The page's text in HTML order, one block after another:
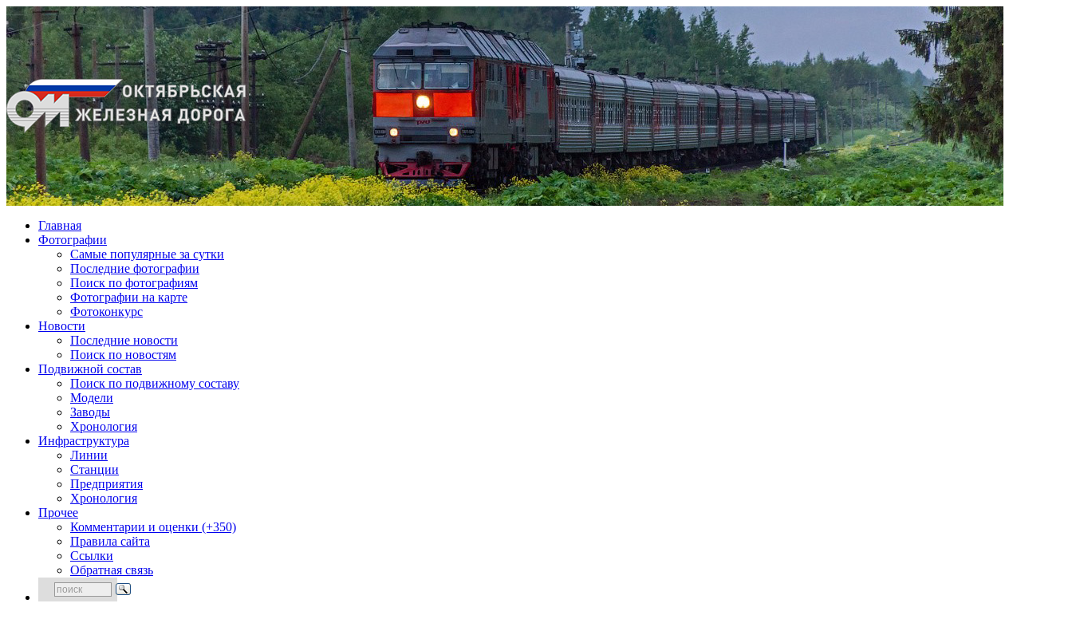
Главная
Фотографии
Cамые популярные за сутки
Последние фотографии
Поиск по фотографиям
Фотографии на карте
Фотоконкурс
Новости
Последние новости
Поиск по новостям
Подвижной состав
Поиск по подвижному составу
Модели
Заводы
Хронология
Инфраструктура
Линии
Станции
Предприятия
Хронология
Прочее
Комментарии и оценки (+350)
Правила сайта
Ссылки
Обратная связь